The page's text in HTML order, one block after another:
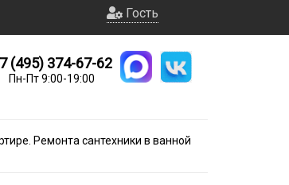
Гость
(495) 374-67-62
Пн-Пт 9:00-19:00
Ремонта сантехники в ванной